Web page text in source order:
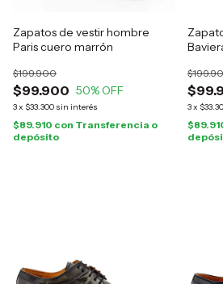
Zapatos de vestir hombre
Paris cuero marrón
$99.900
$199.900
50% OFF
3x $33.300 sin interés
$89.910 con Transferencia o
depósito
3x